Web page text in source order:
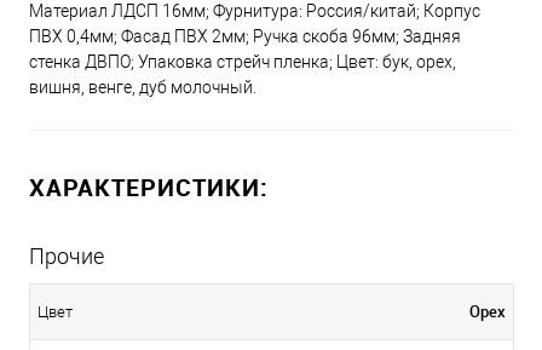
Материал ЛДСП 16мм; Фурнитура: Россия/китай; Корпус
ПВХ 0,4мм; Фасад ПВХ 2мм; Ручка скоба 96мм; Задняя
стенка ДВПО; Упаковка стрейч пленка; Цвет: бук, орех,
вишня, венге, дуб молочный.
ХАРАКТЕРИСТИКИ:
Прочие
Цвет Орех